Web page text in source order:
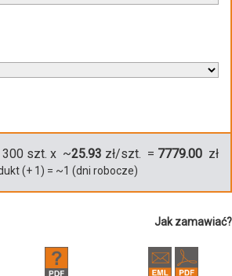
300 szt. x ~25.93 zł/szt. = 7779.00 zł
(+ 1) = ~1 (dni robocze)
Jak zamawiać?